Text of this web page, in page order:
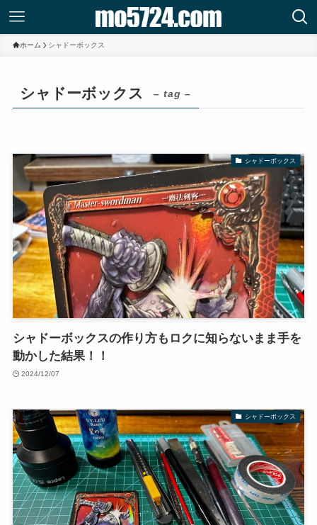
ホーム シャドーボックス
シャドーボックス – tag –
シャドーボックス
シャドーボックスの作り方もロクに知らないまま手を
動かした結果！！
2024/12/07
シャドーボックス